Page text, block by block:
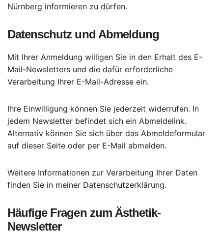
Nürnberg informieren zu dürfen.
Datenschutz und Abmeldung
Mit Ihrer Anmeldung willigen Sie in den Erhalt des E-
Mail-Newsletters und die dafür erforderliche
Verarbeitung Ihrer E-Mail-Adresse ein.
Ihre Einwilligung können Sie jederzeit widerrufen. In
jedem Newsletter befindet sich ein Abmeldelink.
Alternativ können Sie sich über das Abmeldeformular
auf dieser Seite oder per E-Mail abmelden.
Weitere Informationen zur Verarbeitung Ihrer Daten
finden Sie in meiner Datenschutzerklärung.
Häufige Fragen zum Ästhetik-
Newsletter